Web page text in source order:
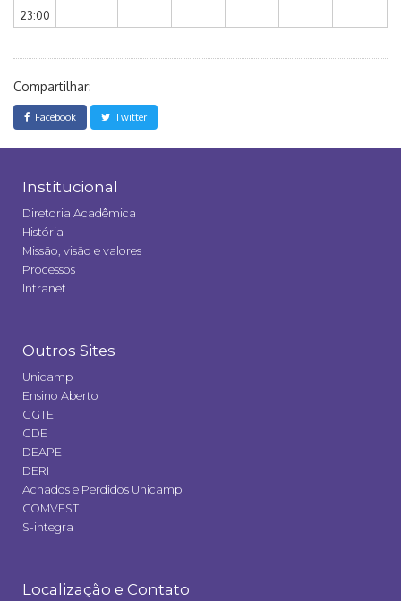
23:00
Compartilhar:
Facebook Twitter
Institucional
Diretoria Acadêmica
História
Missão, visão e valores
Processos
Intranet
Outros Sites
Unicamp
Ensino Aberto
GGTE
GDE
DEAPE
DERI
Achados e Perdidos Unicamp
COMVEST
S-integra
Localização e Contato